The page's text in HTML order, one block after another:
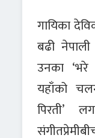
गायिका
बढी
उनका
यहाँको
पिरती’